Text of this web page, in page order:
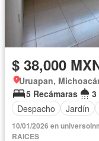
$ 38,000
Uruapan,
5 Recámaras
3
Despacho
Jardín
10/01/2026 en
RAICES